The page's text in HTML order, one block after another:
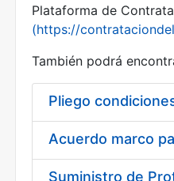
Mostrar/Ocultar
Plataforma de
(https://
También podrá
Pliego
Acuerdo marco